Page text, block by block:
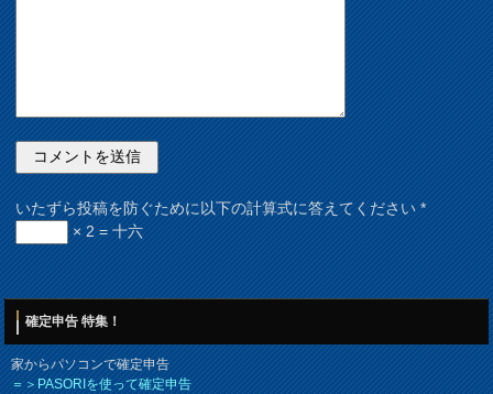
いたずら投稿を防ぐために以下の計算式に答えてください*
× 2 = 十六
確定申告 特集！
家からパソコンで確定申告
＝＞PASORIを使って確定申告